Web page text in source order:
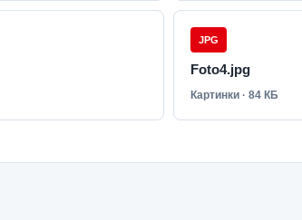
JPG
Foto4.jpg
Картинки · 84 КБ